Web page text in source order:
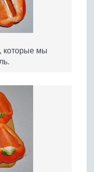
которые мы